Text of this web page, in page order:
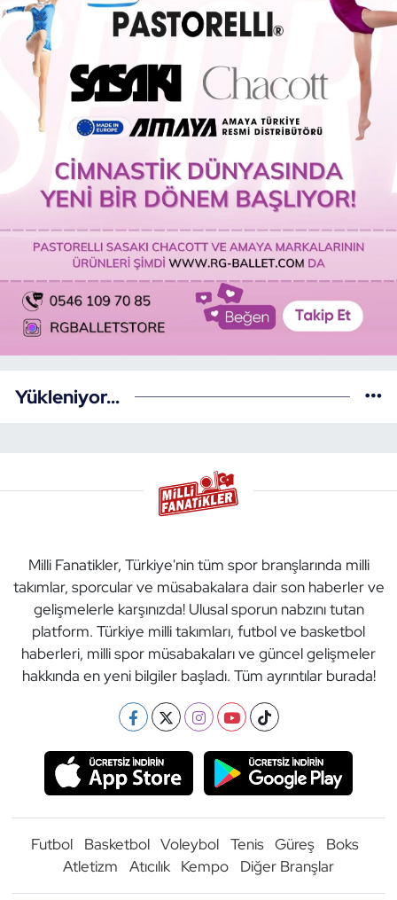
Yükleniyor...
Milli Fanatikler, Türkiye'nin tüm spor branşlarında milli
takımlar, sporcular ve müsabakalara dair son haberler ve
gelişmelerle karşınızda! Ulusal sporun nabzını tutan
platform. Türkiye milli takımları, futbol ve basketbol
haberleri, milli spor müsabakaları ve güncel gelişmeler
hakkında en yeni bilgiler başladı. Tüm ayrıntılar burada!
Futbol Basketbol Voleybol Tenis Güreş
Boks
Atletizm
Atıcılık Kempo Diğer Branşlar